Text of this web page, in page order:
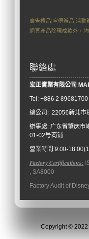
廣告禮品|宣傳贈品|活動
網頁產品除現成款外，
聯絡處
宏正實業有限公司 M
Tel: +886 2
總公司: 22056新北市
辦事處: 广东省肇庆市
01-02号商铺
營業時間:9:00-
Factory Certifications:
, SA8000
Factory Audit of
Copyright © 2022